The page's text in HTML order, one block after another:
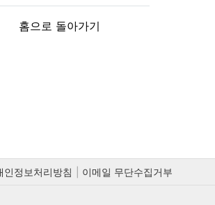
홈으로 돌아가기
인정보처리방침 이메일 무단수집거부